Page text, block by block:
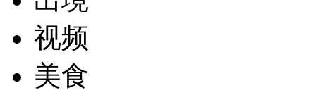
视频
美食